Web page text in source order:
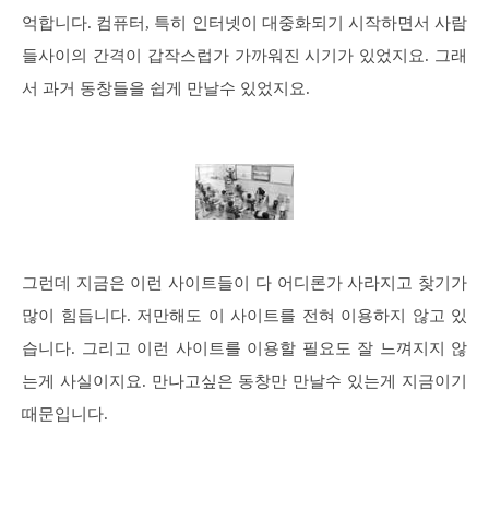
억합니다. 컴퓨터, 특히 인터넷이 대중화되기 시작하면서 사람
들사이의 간격이 갑작스럽가 가까워진 시기가 있었지요. 그래
서 과거 동창들을 쉽게 만날수 있었지요.
그런데 지금은 이런 사이트들이 다 어디론가 사라지고 찾기가
많이 힘듭니다. 저만해도 이 사이트를 전혀 이용하지 않고 있
습니다. 그리고 이런 사이트를 이용할 필요도 잘 느껴지지 않
는게 사실이지요. 만나고싶은 동창만 만날수 있는게 지금이기
때문입니다.